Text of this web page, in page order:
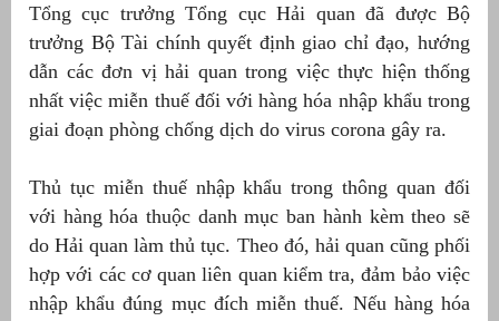
Tổng cục trưởng Tổng cục Hải quan đã được Bộ
trưởng Bộ Tài chính quyết định giao chỉ đạo, hướng
dẫn các đơn vị hải quan trong việc thực hiện thống
nhất việc miễn thuế đối với hàng hóa nhập khẩu trong
giai đoạn phòng chống dịch do virus corona gây ra.
Thủ tục miễn thuế nhập khẩu trong thông quan đối
với hàng hóa thuộc danh mục ban hành kèm theo sẽ
do Hải quan làm thủ tục. Theo đó, hải quan cũng phối
hợp với các cơ quan liên quan kiểm tra, đảm bảo việc
nhập khẩu đúng mục đích miễn thuế. Nếu hàng hóa